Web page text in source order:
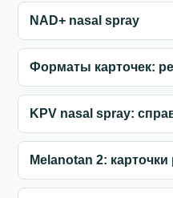
NAD+ nasal spray
Форматы карточек:
KPV nasal spray:
Melanotan 2: